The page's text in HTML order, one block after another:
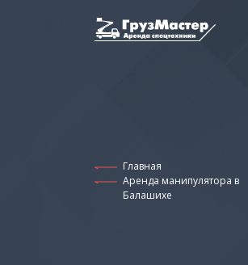
Главная
Аренда манипулятора в
Балашихе